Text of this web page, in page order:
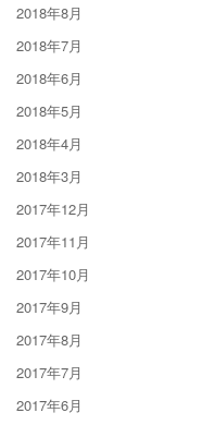
2018年8月
2018年7月
2018年6月
2018年5月
2018年4月
2018年3月
2017年12月
2017年11月
2017年10月
2017年9月
2017年8月
2017年7月
2017年6月